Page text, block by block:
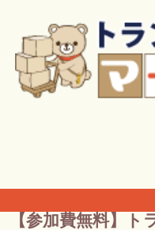
【参
【参加費無料】